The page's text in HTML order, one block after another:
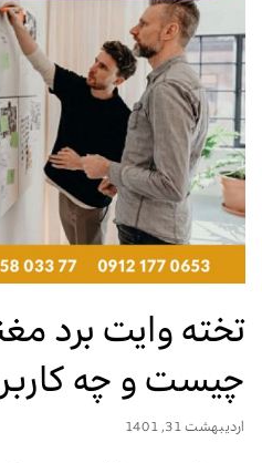
تخته وایت برد
چیست و چه
اردیبهشت 31, 1401